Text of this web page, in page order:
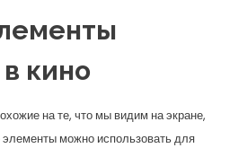
кино
на те, что мы видим на экране,
можно использовать для